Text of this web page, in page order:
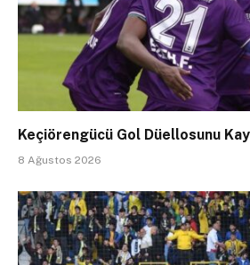
Keçiörengücü Gol Düellosunu
8 Ağustos 2026